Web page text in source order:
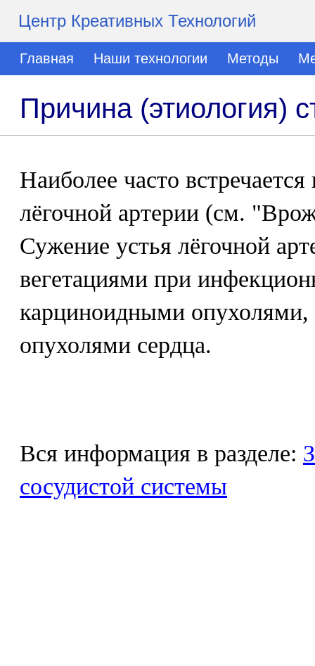
Центр Креативных Технологий
Главная Наши технологии Методы
Причина (этиология)
Наиболее часто
лёгочной артерии (см.
Сужение устья лёгочной
вегетациями при
карциноидными
опухолями сердца.
Вся информация в разделе:
сосудистой системы